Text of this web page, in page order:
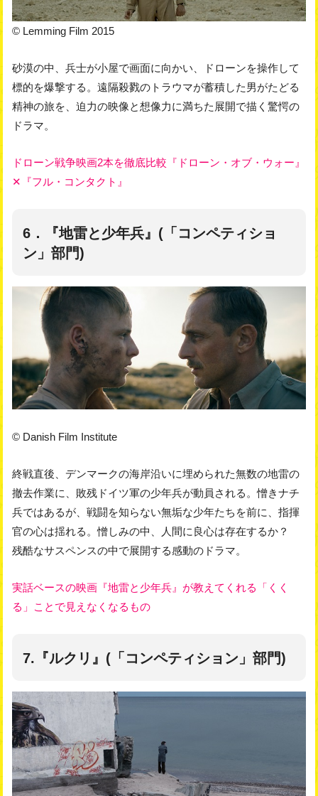
© Lemming Film 2015
砂漠の中、兵士が小屋で画面に向かい、ドローンを操作して
標的を爆撃する。遠隔殺戮のトラウマが蓄積した男がたどる
精神の旅を、迫力の映像と想像力に満ちた展開で描く驚愕の
ドラマ。
ドローン戦争映画2本を徹底比較『ドローン・オブ・ウォー』
✕『フル・コンタクト』
6．『地雷と少年兵』(「コンペティショ
ン」部門)
© Danish Film Institute
終戦直後、デンマークの海岸沿いに埋められた無数の地雷の
撤去作業に、敗残ドイツ軍の少年兵が動員される。憎きナチ
兵ではあるが、戦闘を知らない無垢な少年たちを前に、指揮
官の心は揺れる。憎しみの中、人間に良心は存在するか？
残酷なサスペンスの中で展開する感動のドラマ。
実話ベースの映画『地雷と少年兵』が教えてくれる「くく
る」ことで見えなくなるもの
7.『ルクリ』(「コンペティション」部門)